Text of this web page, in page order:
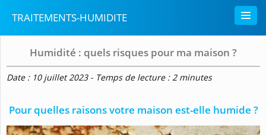
TRAITEMENTS-HUMIDITE
Humidité : quels risques pour ma maison ?
Date : 10 juillet 2023 - Temps de lecture : 2 minutes
Pour quelles raisons votre maison est-elle humide ?